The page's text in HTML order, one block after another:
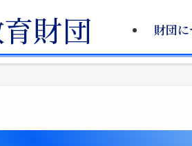
財団
財団